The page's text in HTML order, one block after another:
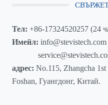
Тел: +86-17324520257 (24
Имейл: info@stevistech.com
адрес: No.115, Zhangcha
Foshan, Гуангдонг, Китай.